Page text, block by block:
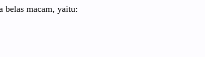
belas macam, yaitu: